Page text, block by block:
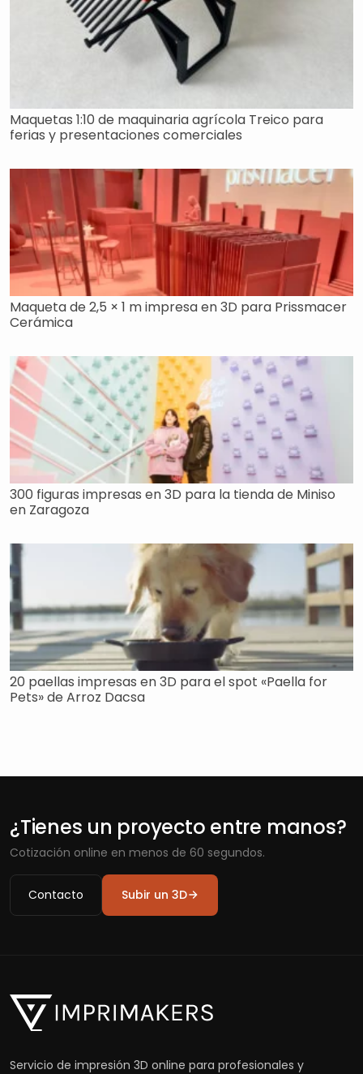
Maquetas 1:10 de maquinaria agrícola Treico para
ferias y presentaciones comerciales
Maqueta de 2,5 × 1 m impresa en 3D para Prissmacer
Cerámica
300 figuras impresas en 3D para la tienda de Miniso
en Zaragoza
20 paellas impresas en 3D para el spot «Paella for
Pets» de Arroz Dacsa
¿Tienes un proyecto entre manos?
Cotización online en menos de 60 segundos.
Contacto Subir un 3D
Servicio de impresión 3D online para profesionales y